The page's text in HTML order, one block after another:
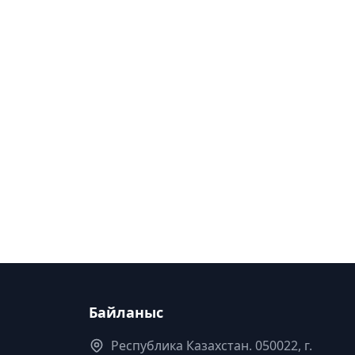
Байланыс
Республика Казахстан. 050022, г.